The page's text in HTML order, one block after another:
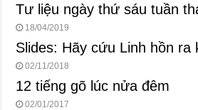
Tư liệu ngày thứ sáu tuần
18/04/2019
Slides: Hãy cứu Linh hồn ra
02/11/2018
12 tiếng gõ lúc nửa đêm
02/01/2017